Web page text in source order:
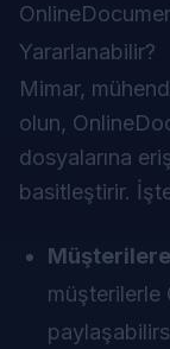
Yararlanabilir?
Mimar,
olun,
dosyalarına
basitleştirir.
müşterilerle